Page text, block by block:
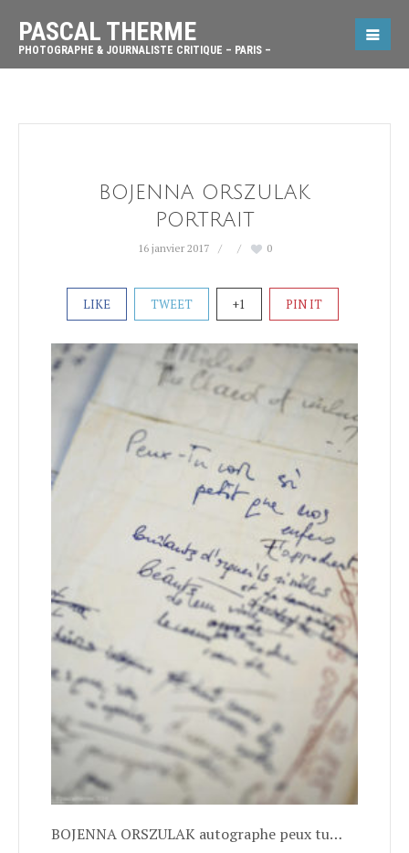
PASCAL THERME
PHOTOGRAPHE & JOURNALISTE CRITIQUE – PARIS –
BOJENNA ORSZULAK
PORTRAIT
16 janvier 2017 0
LIKE TWEET +1 PIN IT
BOJENNA ORSZULAK autographe peux tu…